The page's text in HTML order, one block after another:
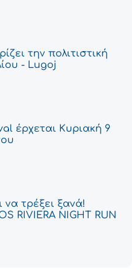
την πολιτιστική
- Lugoj
έρχεται Κυριακή 9
να τρέξει ξανά!
RIVIERA NIGHT RUN